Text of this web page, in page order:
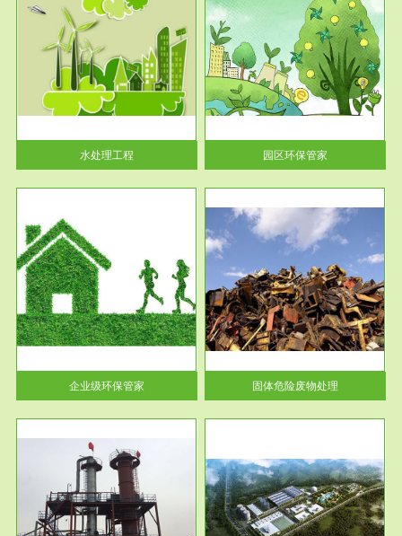
水处理工程
服务范围
园区环保管家
2016 年 4 月，环保部下发《关
于积极发挥环境保护作用促进供
给侧结...
园区环保管家
企业级环保管家
服务范围
固体危险废物处理
固体废物解释：固体废物是指人
们在生产建设、日常生活和其他
活动中...
固体危险废物处理
服务范围
市政固废处理